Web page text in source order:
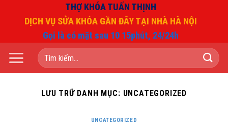
dung
THỢ KHÓA TUẤN THỊNH
DỊCH VỤ SỬA KHÓA GẦN ĐÂY TẠI NHÀ HÀ NỘI
Gọi là có mặt sau 10 15phút, 24/24h
Tìm
kiếm:
LƯU TRỮ DANH MỤC: UNCATEGORIZED
UNCATEGORIZED